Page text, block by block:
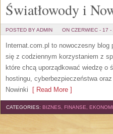
Światłowody i
POSTED BY ADMIN ON CZERWIEC - 17 -
Internat.com.pl to nowoczesny
się z codziennym korzystaniem z
które chcą uporządkować wiedzę o
hostingu, cyberbezpieczeństwa
Nowinki [ Read More ]
CATEGORIES: BIZNES, FINANSE,